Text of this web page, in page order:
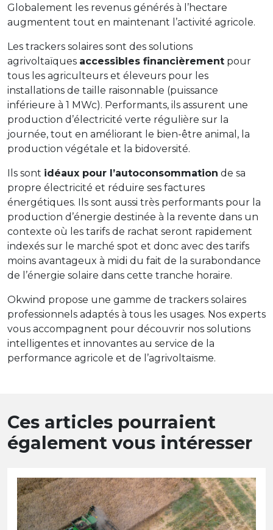
Globalement les revenus générés à l’hectare
augmentent tout en maintenant l’activité agricole.
Les trackers solaires sont des solutions
agrivoltaïques accessibles financièrement pour
tous les agriculteurs et éleveurs pour les
installations de taille raisonnable (puissance
inférieure à 1 MWc). Performants, ils assurent une
production d’électricité verte régulière sur la
journée, tout en améliorant le bien-être animal, la
production végétale et la bidoversité.
Ils sont idéaux pour l’autoconsommation de sa
propre électricité et réduire ses factures
énergétiques. Ils sont aussi très performants pour la
production d’énergie destinée à la revente dans un
contexte où les tarifs de rachat seront rapidement
indexés sur le marché spot et donc avec des tarifs
moins avantageux à midi du fait de la surabondance
de l’énergie solaire dans cette tranche horaire.
Okwind propose une gamme de trackers solaires
professionnels adaptés à tous les usages. Nos experts
vous accompagnent pour découvrir nos solutions
intelligentes et innovantes au service de la
performance agricole et de l’agrivoltaïsme.
Ces articles pourraient
également vous intéresser